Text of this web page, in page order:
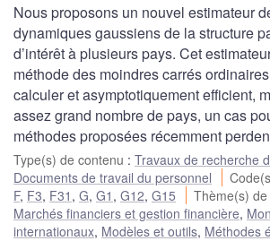
Nous proposons un nouvel estimateur
dynamiques gaussiens de la structure
d’intérêt à plusieurs pays. Cet
méthode des moindres carrés
calculer et asymptotiquement efficient,
assez grand nombre de pays, un cas
méthodes proposées récemment
Type(s) de contenu : Travaux de recherche
Documents de travail du personnel
F, F3, F31 , G, G1 , G12, G15 Thème(s)
Marchés financiers et gestion financière,
internationaux, Modèles et outils, Méthodes